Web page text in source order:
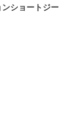
ショートジー